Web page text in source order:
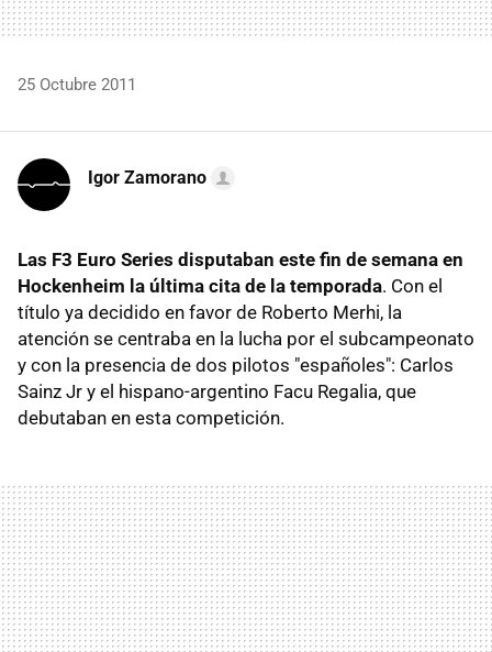
25 Octubre 2011
Igor Zamorano
Las F3 Euro Series disputaban este fin de semana en
Hockenheim la última cita de la temporada. Con el
título ya decidido en favor de Roberto Merhi, la
atención se centraba en la lucha por el subcampeonato
y con la presencia de dos pilotos "españoles": Carlos
Sainz Jr y el hispano-argentino Facu Regalia, que
debutaban en esta competición.